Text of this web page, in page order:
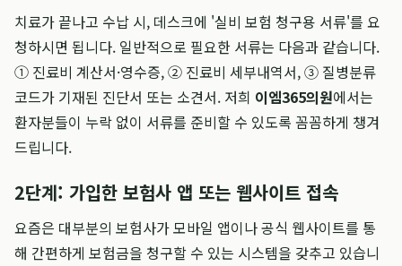
치료가 끝나고 수납 시, 데스크에 '실비 보험 청구용 서류'를 요
청하시면 됩니다. 일반적으로 필요한 서류는 다음과 같습니다.
① 진료비 계산서·영수증, ② 진료비 세부내역서, ③ 질병분류
코드가 기재된 진단서 또는 소견서. 저희 이엠365의원에서는
환자분들이 누락 없이 서류를 준비할 수 있도록 꼼꼼하게 챙겨
드립니다.
2단계: 가입한 보험사 앱 또는 웹사이트 접속
요즘은 대부분의 보험사가 모바일 앱이나 공식 웹사이트를 통
해 간편하게 보험금을 청구할 수 있는 시스템을 갖추고 있습니